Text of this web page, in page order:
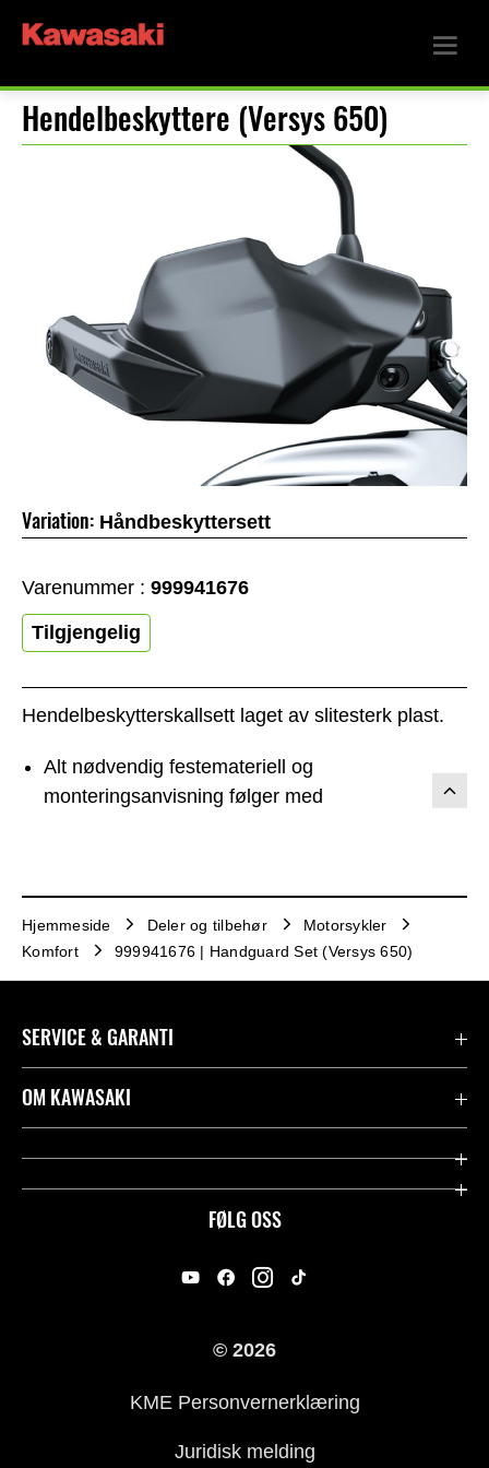
Hendelbeskyttere (Versys 650)
Hendelbeskytterskallsett laget av slitesterk plast.
Alt nødvendig festemateriell og
monteringsanvisning følger med
Variation: Håndbeskyttersett
Varenummer : 999941676
Tilgjengelig
Hjemmeside Deler og tilbehør
Motorsykler
Komfort
999941676 | Handguard Set (Versys 650)
FØLG OSS
SERVICE & GARANTI
Garanti
Kontakt oss
OM KAWASAKI
Firma
© 2026
KME Personvernerklæring
Juridisk melding